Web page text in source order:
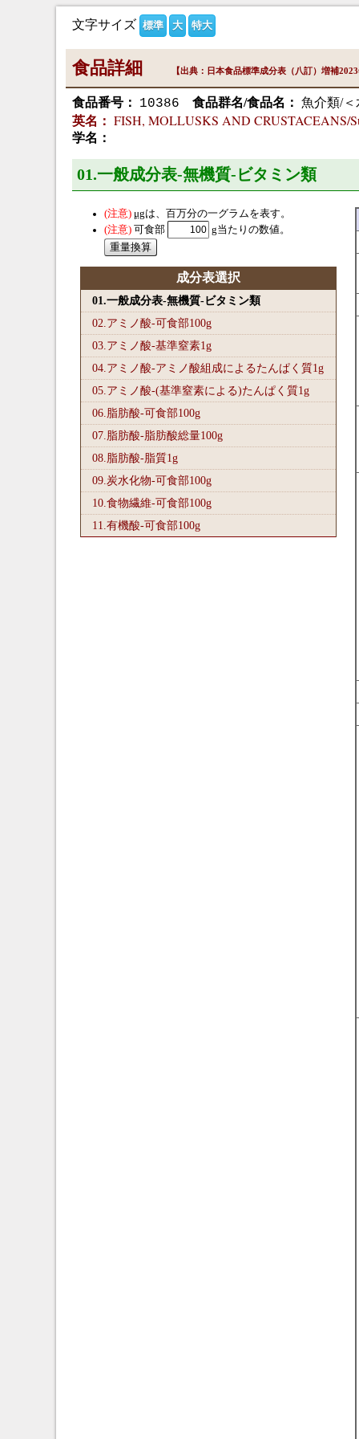
文字サイズ 標準 大 特大
食品詳細 【出典：日本食品標準成分表（八訂）増補
食品番号： 10386 食品群名/食品名： 魚介類/
英名： FISH, MOLLUSKS AND CRUSTACEANS/
学名：
01.一般成分表-無機質-ビタミン類
μgは、百万分の一グラムを表す。
可食部
g当たりの数値。
成分表選択
01.一般成分表-無機質-ビタミン類
02.アミノ酸-可食部100g
03.アミノ酸-基準窒素1g
04.アミノ酸-アミノ酸組成によるたんぱく質1g
05.アミノ酸-(基準窒素による)たんぱく質1g
06.脂肪酸-可食部100g
07.脂肪酸-脂肪酸総量100g
08.脂肪酸-脂質1g
09.炭水化物-可食部100g
10.食物繊維-可食部100g
11.有機酸-可食部100g